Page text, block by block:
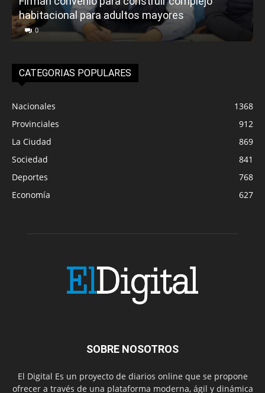
habitacional para adultos mayores
0
CATEGORIAS POPULARES
Nacionales
1368
Provinciales
912
La Ciudad
869
Sociedad
841
Deportes
768
Economía
627
SOBRE NOSOTROS
El Digital Es un proyecto de diarios online que se propone
ofrecer a través de una plataforma moderna, ágil y dinámica